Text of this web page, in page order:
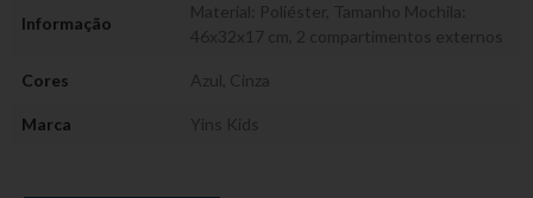
Informação
Material: Poliéster, Tamanho Mochila:
46x32x17 cm, 2 compartimentos externos
Cores Azul Cinza
Marca Yins Kids